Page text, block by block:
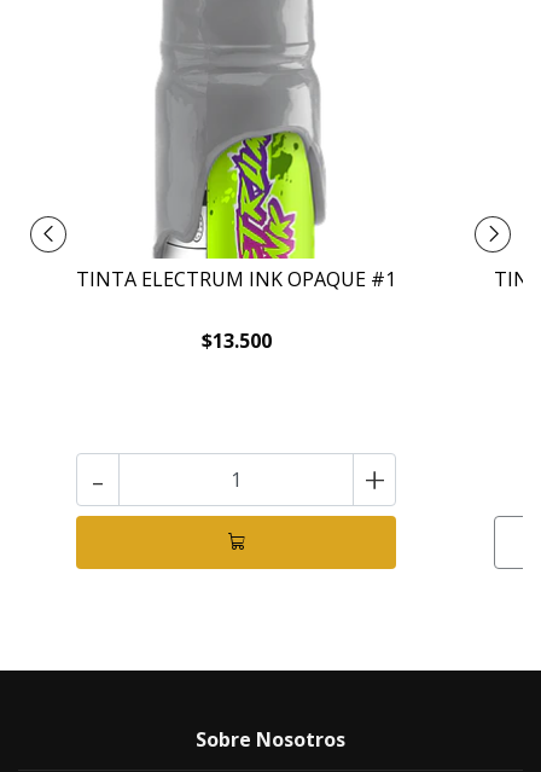
TINTA ELECTRUM INK OPAQUE #1
$13.500
- +
Sobre Nosotros